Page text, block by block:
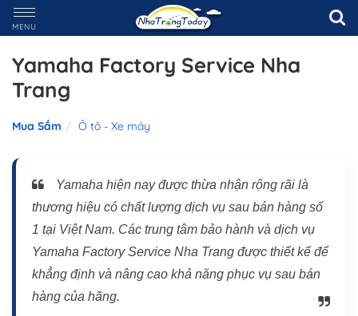
MENU
Yamaha Factory Service Nha
Trang
Mua Sắm Ô tô - Xe máy
Yamaha hiện nay được thừa nhận rộng rãi là
thương hiệu có chất lượng dịch vụ sau bán hàng số
1 tại Việt Nam. Các trung tâm bảo hành và dịch vụ
Yamaha Factory Service Nha Trang được thiết kế để
khẳng định và nâng cao khả năng phục vụ sau bán
hàng của hãng.